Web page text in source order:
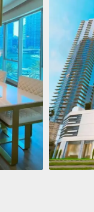
Pelagos
1271 m²